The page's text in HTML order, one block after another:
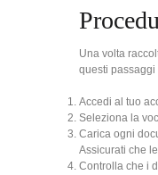
Una volta
questi
Accedi al tuo
Seleziona la
Carica ogni
Assicurati che
Controlla che i